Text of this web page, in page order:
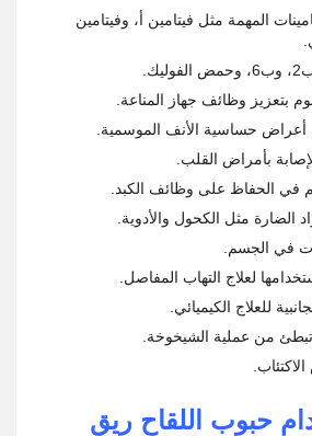
المهمة مثل فيتامين أ، وفيتامين
بتعزيز وظائف جهاز المناعة.
حساسية الأنف الموسمية.
بأمراض القلب.
في الحفاظ على وظائف الكبد.
الضارة مثل الكحول والأدوية.
في الجسم.
لعلاج التهاب المفاصل.
للعلاج الكيميائي.
من عملية الشيخوخة.
حبوب اللقاح ريق